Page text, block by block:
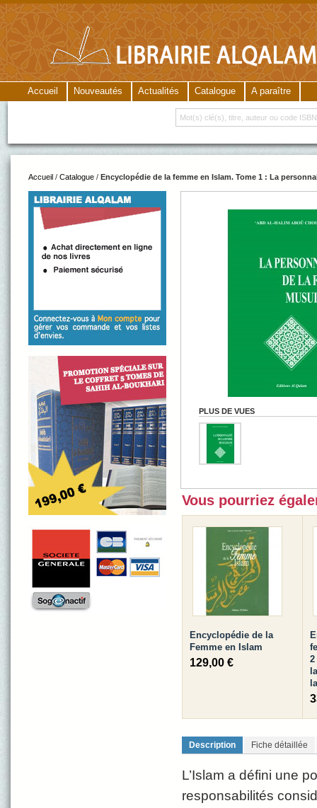
Accueil Nouveautés Actualités Catalogue A paraître
Accueil / Catalogue / Encyclopédie de la femme en Islam. Tome 1 : La
PLUS DE VUES
Vous pourriez
Encyclopédie de la
Femme en Islam
129,00 €
Description Fiche détaillée
L’Islam a défini une
responsabilités